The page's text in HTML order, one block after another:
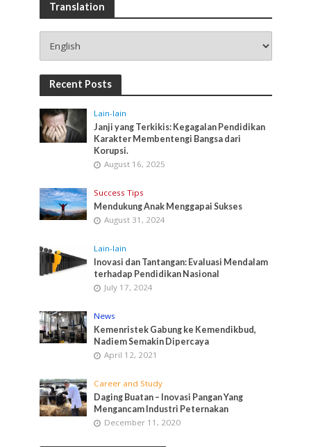
Translation
Recent Posts
Lain-lain
Janji yang Terkikis: Kegagalan Pendidikan
Karakter Membentengi Bangsa dari
Korupsi.
August 16, 2025
Success Tips
Mendukung Anak Menggapai Sukses
August 31, 2024
Lain-lain
Inovasi dan Tantangan: Evaluasi Mendalam
terhadap Pendidikan Nasional
July 17, 2024
News
Kemenristek Gabung ke Kemendikbud,
Nadiem Semakin Dipercaya
April 12, 2021
Career and Study
Daging Buatan – Inovasi Pangan Yang
Mengancam Industri Peternakan
December 11, 2020